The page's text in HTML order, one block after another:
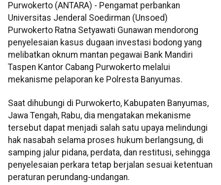
Purwokerto (ANTARA) - Pengamat perbankan
Universitas Jenderal Soedirman (Unsoed)
Purwokerto Ratna Setyawati Gunawan mendorong
penyelesaian kasus dugaan investasi bodong yang
melibatkan oknum mantan pegawai Bank Mandiri
Taspen Kantor Cabang Purwokerto melalui
mekanisme pelaporan ke Polresta Banyumas.
Saat dihubungi di Purwokerto, Kabupaten Banyumas,
Jawa Tengah, Rabu, dia mengatakan mekanisme
tersebut dapat menjadi salah satu upaya melindungi
hak nasabah selama proses hukum berlangsung, di
samping jalur pidana, perdata, dan restitusi, sehingga
penyelesaian perkara tetap berjalan sesuai ketentuan
peraturan perundang-undangan.